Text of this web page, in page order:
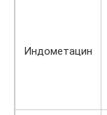
Индометацин